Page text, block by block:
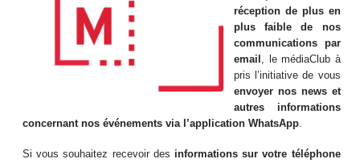
réception de plus en
plus faible de nos
communications par
email , le médiaClub à
pris l’initiative de vous
envoyer nos news et
autres informations
concernant nos événements via l’application WhatsApp.
Si vous souhaitez recevoir des informations sur votre téléphone